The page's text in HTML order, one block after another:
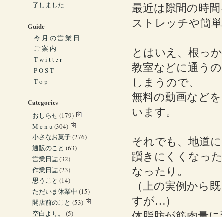
最近は隙間の時
ストレッチや簡
とはいえ、根っ
教室などに通う
しまうので、
無料の動画など
います。
それでも、地道
躓きにくくなっ
なったり。
（上の実例から
すが…）
了しました
Guide
今 月 の 営 業 日
ご 案 内
T w i t t e r
P O S T
T o p
Categories
おしらせ(179)
M e n u (304)
小さなお菓子(276)
通販のこと (63)
営業日誌(32)
作業日誌(23)
思うこと (14)
ただいま休業中 (15)
開店前のこと (53)
空白より。
(5)